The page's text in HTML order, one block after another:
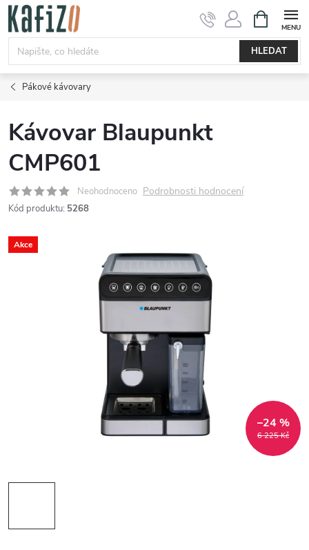
Přejít
obsah
HLEDAT
NÁKUPNÍ
KOŠÍK
Pákové kávovary
Kávovar Blaupunkt
CMP601
Neohodnoceno Podrobnosti hodnocení
Kód produktu: 5268
Akce
6 225 Kč
–24 %